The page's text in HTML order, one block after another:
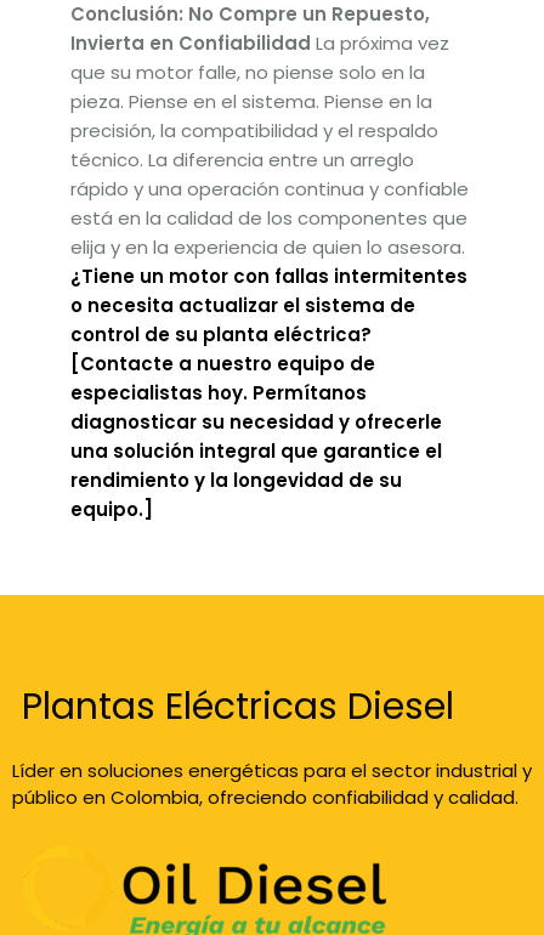
Conclusión: No Compre un Repuesto,
Invierta en Confiabilidad La próxima vez
que su motor falle, no piense solo en la
pieza. Piense en el sistema. Piense en la
precisión, la compatibilidad y el respaldo
técnico. La diferencia entre un arreglo
rápido y una operación continua y confiable
está en la calidad de los componentes que
elija y en la experiencia de quien lo asesora.
¿Tiene un motor con fallas intermitentes
o necesita actualizar el sistema de
control de su planta eléctrica?
[Contacte a nuestro equipo de
especialistas hoy. Permítanos
diagnosticar su necesidad y ofrecerle
una solución integral que garantice el
rendimiento y la longevidad de su
equipo.]
Plantas Eléctricas Diesel
Líder en soluciones energéticas para el sector industrial y
público en Colombia, ofreciendo confiabilidad y calidad.